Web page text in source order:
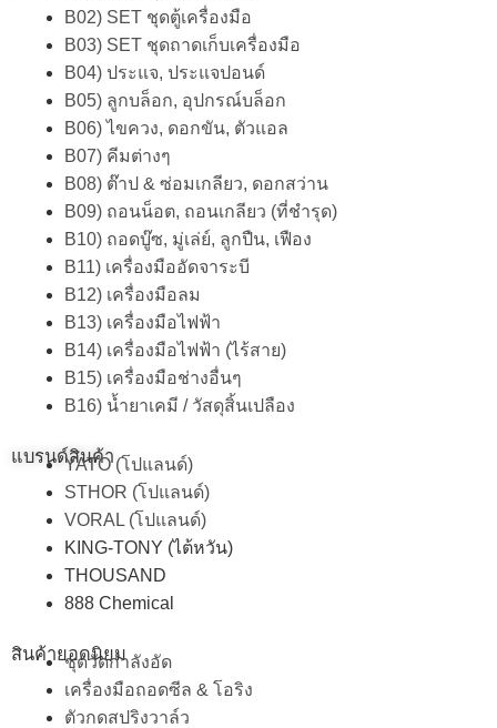
B02) SET ชุดตู้เครื่องมือ
B03) SET ชุดถาดเก็บเครื่องมือ
B04) ประแจ, ประแจปอนด์
B05) ลูกบล็อก, อุปกรณ์บล็อก
B06) ไขควง, ดอกขัน, ตัวแอล
B07) คีมต่างๆ
B08) ต๊าป & ซ่อมเกลียว, ดอกสว่าน
B09) ถอนน็อต, ถอนเกลียว (ที่ชำรุด)
B10) ถอดบู๊ซ, มู่เล่ย์, ลูกปืน, เฟือง
B11) เครื่องมืออัดจาระบี
B12) เครื่องมือลม
B13) เครื่องมือไฟฟ้า
B14) เครื่องมือไฟฟ้า (ไร้สาย)
B15) เครื่องมือช่างอื่นๆ
B16) น้ำยาเคมี / วัสดุสิ้นเปลือง
แบรนด์สินค้าYATO (โปแลนด์)
STHOR (โปแลนด์)
VORAL (โปแลนด์)
KING-TONY (ไต้หวัน)
THOUSAND
888 Chemical
สินค้ายอดนิยม
ชุดวัดกำลังอัด
เครื่องมือถอดซีล & โอริง
ตัวกดสปริงวาล์ว